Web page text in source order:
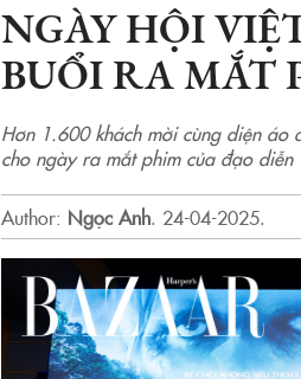
NGÀY HỘI
BUỔI RA MẮT
Hơn 1.600 khách mời cùng diện áo
cho ngày ra mắt phim của đạo diễn
Author: Ngọc Anh. 24-04-2025.